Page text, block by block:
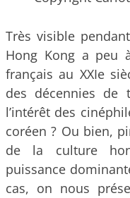
Très visible
Hong Kong a peu
français au XXIe
des décennies de
l’intérêt des
coréen ? Ou bien,
de la culture
puissance
cas, on nous